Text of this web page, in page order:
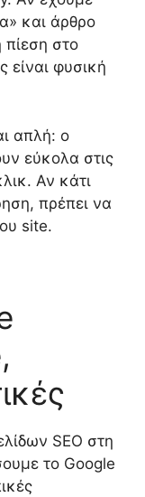
και άρθρο
πίεση στο
είναι φυσική
απλή: ο
εύκολα στις
Αν κάτι
πρέπει να
site.
SEO στη
το Google